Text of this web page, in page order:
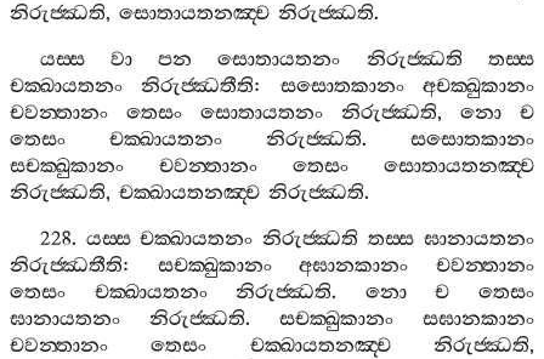
නිරුජ‍්ඣති, සොතායතනඤ‍්ච නිරුජ‍්ඣති.
යස‍්ස
වා පන සොතායතනං නිරුජ‍්ඣති
තස‍්ස
චක‍්ඛායතනං
නිරුජ‍්ඣතීති: සසොතකානං
අචක‍්ඛුකානං
චවන‍්තානං
තෙසං සොතායතනං නිරුජ‍්ඣති, නො
ච
තෙසං
චක‍්ඛායතනං නිරුජ‍්ඣති. සසොතකානං
සචක‍්ඛුකානං
චවන‍්තානං තෙසං
සොතායතනඤ‍්ච
නිරුජ‍්ඣති, චක‍්ඛායතනඤ‍්ච නිරුජ‍්ඣති.
228. යස‍්ස චක‍්ඛායතනං නිරුජ‍්ඣති තස‍්ස ඝානායතනං
නිරුජ‍්ඣතීති: සචක‍්ඛුකානං අඝානකානං
චවන‍්තානං
තෙසං
චක‍්ඛායතනං නිරුජ‍්ඣති. නො ච
තෙසං
ඝානායතනං
නිරුජ‍්ඣති. සචක‍්ඛුකානං
සඝානකානං
චවන‍්තානං
තෙසං චක‍්ඛායතනඤ‍්ච නිරුජ‍්ඣති,